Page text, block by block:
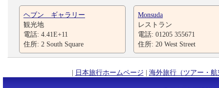
ヘブン ギャラリー
観光地
電話: 4.41E+11
住所: 2 South Square
Monsuda
レストラン
電話: 01205 355671
住所: 20 West Street
| 日本旅行ホームページ | 海外旅行（ツアー・航